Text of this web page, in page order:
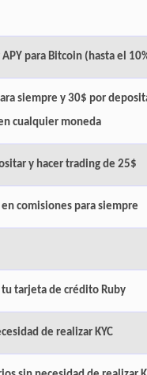
para Bitcoin (hasta el
siempre y 30$ por
cualquier moneda
y hacer trading de 25$
comisiones para siempre
tarjeta de crédito Ruby
de realizar KYC